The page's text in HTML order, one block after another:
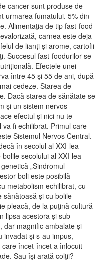
cancer sunt produse de
urmarea fumatului. 5% din
Alimentaţia de tip fast-food
carnea este deja
de lianţi şi arome, cartofii
Succesul fast-foodurilor se
Efectele unei
între 45 şi 55 de ani, după
cedeze. Starea de
Dacă starea de sănătate se
şi un sistem nervos
efectul şi nici nu te
fi echilibrat. Primul care
Sistemul Nervos Central.
în secolul al XXI-lea
secolului al XXI-lea
„Sindromul
boli este posibilă
metabolism echilibrat, cu
sănătoasă şi cu bolile
pleacă, de la puţină cultură
lipsa acestora şi sub
dar magnific ambalate şi
invadat şi s-au impus,
încet-încet a înlocuit
Sau îşi arată colţii?